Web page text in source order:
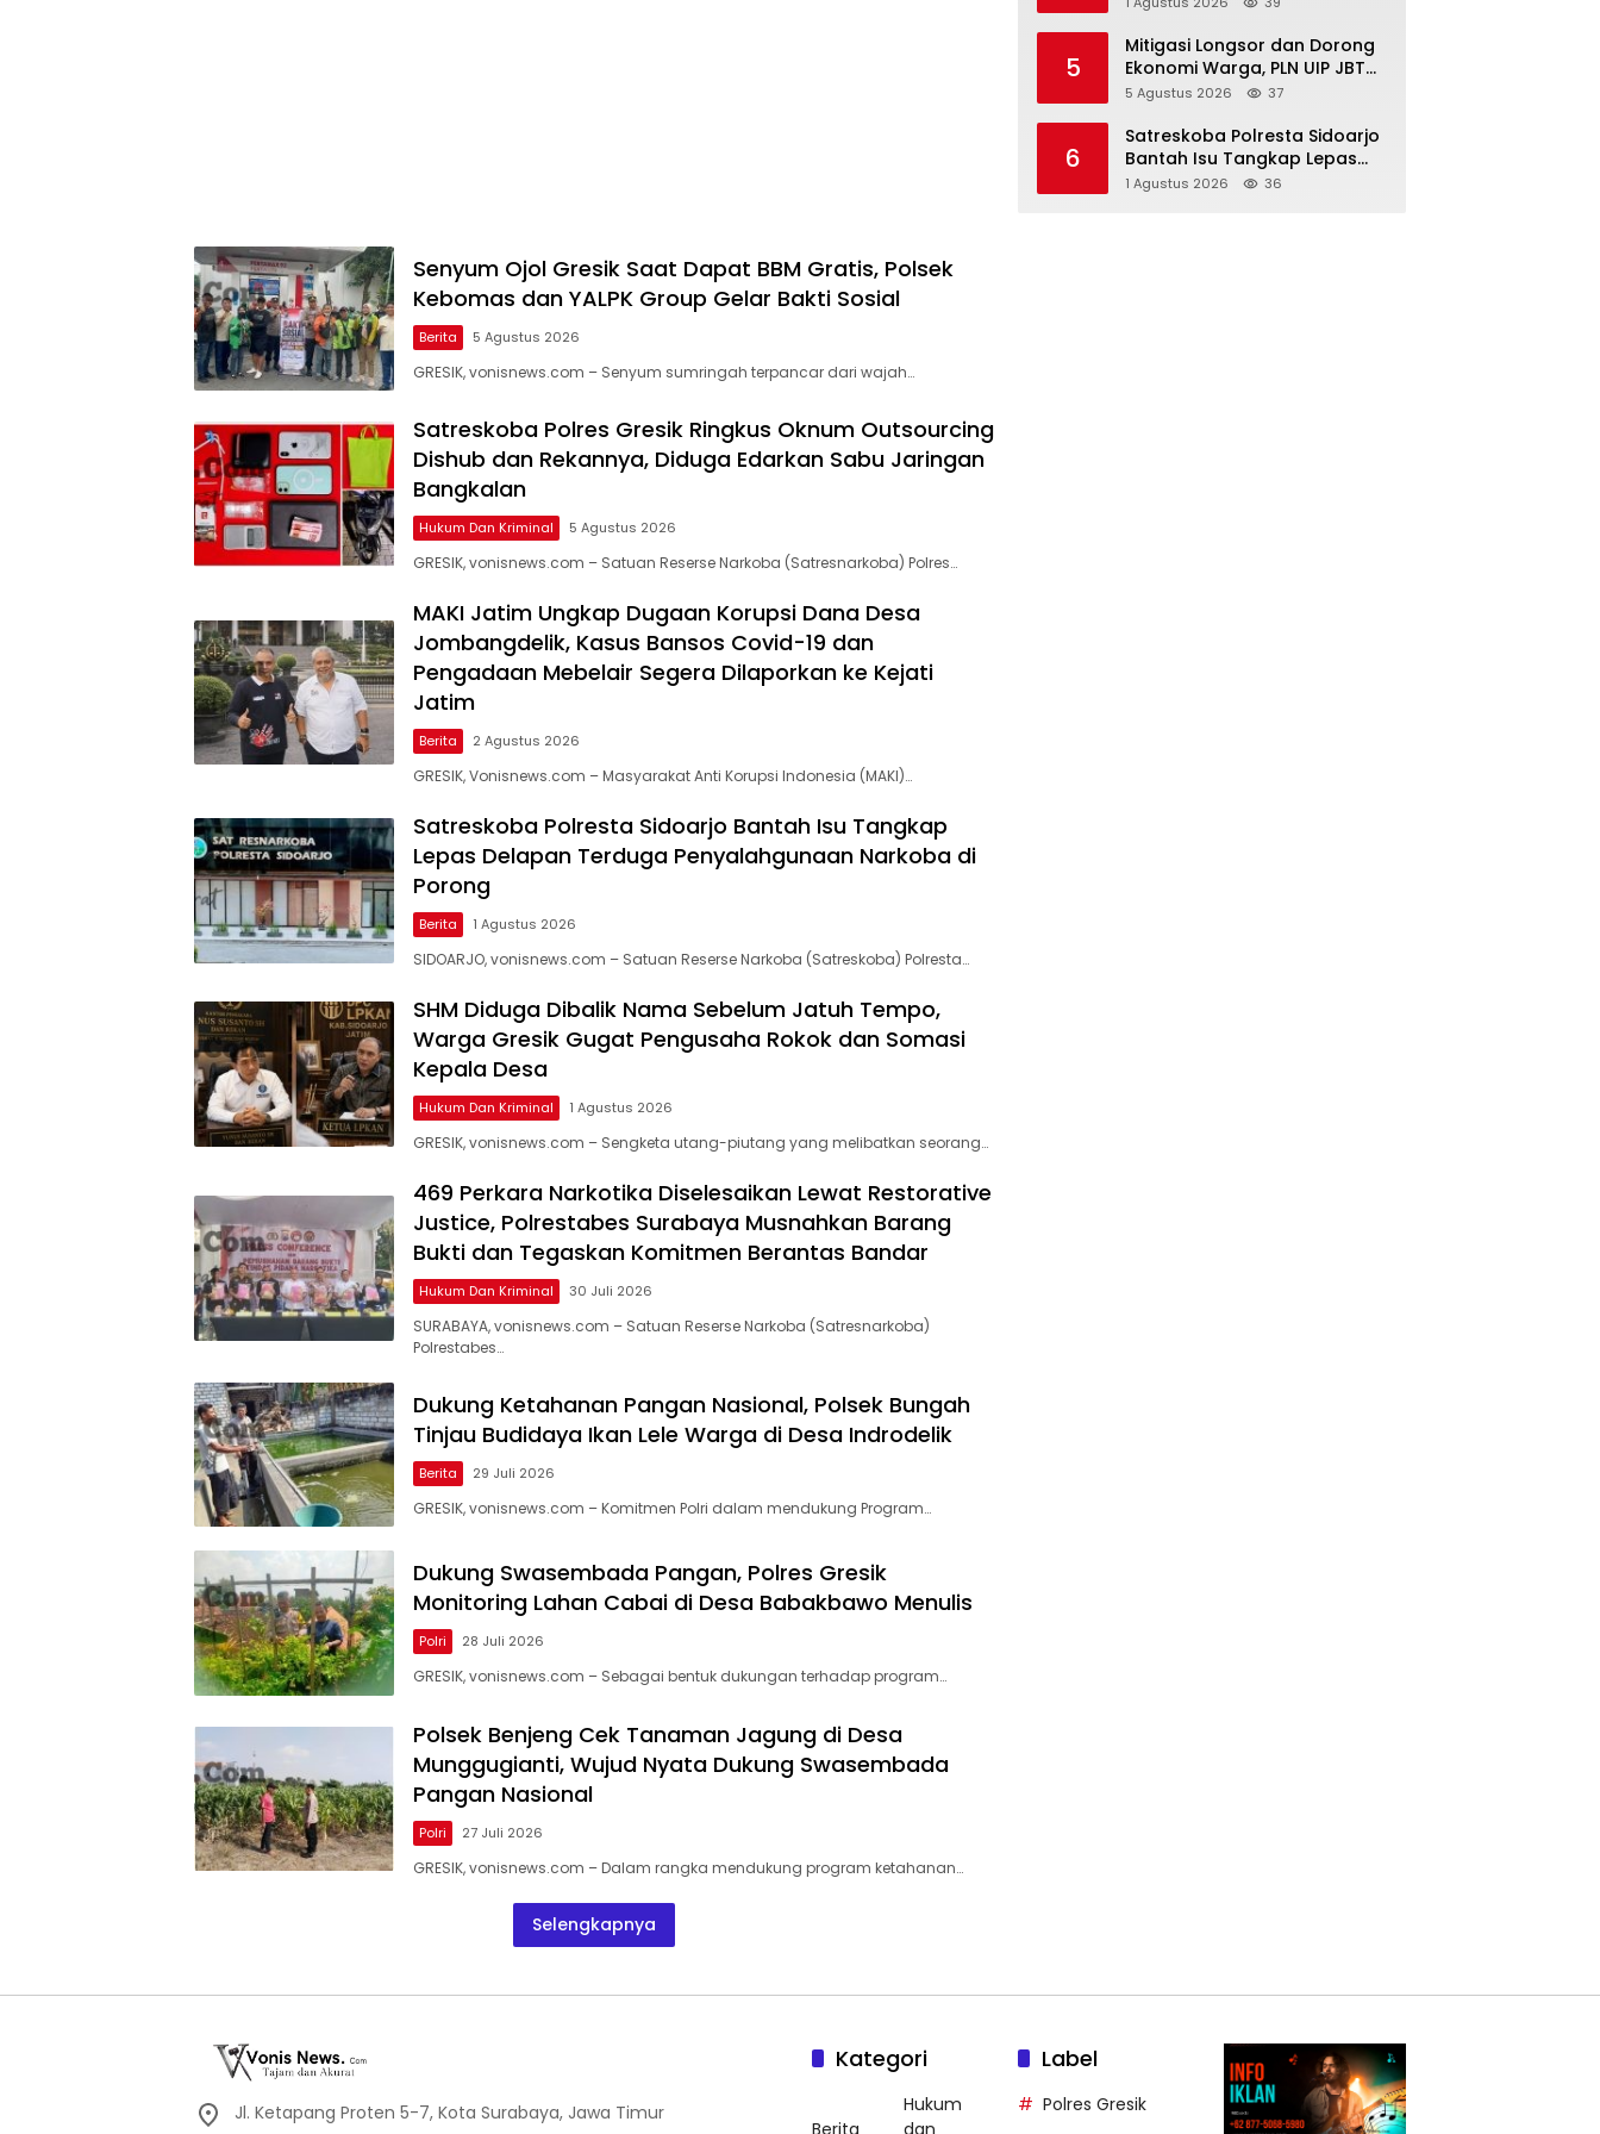
Senyum Ojol Gresik Saat Dapat BBM Gratis, Polsek
Kebomas dan YALPK Group Gelar Bakti Sosial
Berita 5 Agustus 2026
GRESIK, vonisnews.com – Senyum sumringah terpancar dari wajah…
Satreskoba Polres Gresik Ringkus Oknum Outsourcing
Dishub dan Rekannya, Diduga Edarkan Sabu Jaringan
Bangkalan
Hukum Dan Kriminal 5 Agustus 2026
GRESIK, vonisnews.com – Satuan Reserse Narkoba (Satresnarkoba) Polres…
MAKI Jatim Ungkap Dugaan Korupsi Dana Desa
Jombangdelik, Kasus Bansos Covid-19 dan
Pengadaan Mebelair Segera Dilaporkan ke Kejati
Jatim
Berita 2 Agustus 2026
GRESIK, Vonisnews.com – Masyarakat Anti Korupsi Indonesia (MAKI)…
Satreskoba Polresta Sidoarjo Bantah Isu Tangkap
Lepas Delapan Terduga Penyalahgunaan Narkoba di
Porong
Berita 1 Agustus 2026
SIDOARJO, vonisnews.com – Satuan Reserse Narkoba (Satreskoba) Polresta…
SHM Diduga Dibalik Nama Sebelum Jatuh Tempo,
Warga Gresik Gugat Pengusaha Rokok dan Somasi
Kepala Desa
Hukum Dan Kriminal 1 Agustus 2026
GRESIK, vonisnews.com – Sengketa utang-piutang yang melibatkan seorang…
469 Perkara Narkotika Diselesaikan Lewat Restorative
Justice, Polrestabes Surabaya Musnahkan Barang
Bukti dan Tegaskan Komitmen Berantas Bandar
Hukum Dan Kriminal 30 Juli 2026
SURABAYA, vonisnews.com – Satuan Reserse Narkoba (Satresnarkoba)
Polrestabes…
Dukung Ketahanan Pangan Nasional, Polsek Bungah
Tinjau Budidaya Ikan Lele Warga di Desa Indrodelik
Berita 29 Juli 2026
GRESIK, vonisnews.com – Komitmen Polri dalam mendukung Program…
Dukung Swasembada Pangan, Polres Gresik
Monitoring Lahan Cabai di Desa Babakbawo Menulis
Polri 28 Juli 2026
GRESIK, vonisnews.com – Sebagai bentuk dukungan terhadap program…
Polsek Benjeng Cek Tanaman Jagung di Desa
Munggugianti, Wujud Nyata Dukung Swasembada
Pangan Nasional
Polri 27 Juli 2026
GRESIK, vonisnews.com – Dalam rangka mendukung program ketahanan…
Selengkapnya
5
Mitigasi Longsor dan Dorong
Ekonomi Warga, PLN UIP JBTB
Salurkan Bantuan Konservasi
Aceh di Banyuwangi
5 Agustus 2026 37
6
Satreskoba Polresta Sidoarjo
Bantah Isu Tangkap Lepas
Delapan Terduga
1 Agustus 2026 36
Jl. Ketapang Proten 5-7, Kota Surabaya, Jawa Timur
Kategori
Berita
Hukum
dan
Label
Polres Gresik